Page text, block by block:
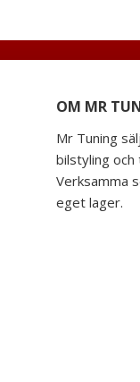
OM MR
Mr Tuning
bilstyling och
Verksamma
eget lager.